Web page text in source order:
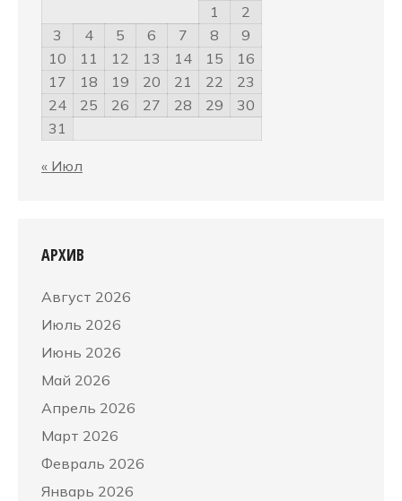
1
2
3
4 5 6 7 8
9
10
11 12 13 14 15
16
17
18 19 20 21 22
23
24
25 26 27 28 29
30
31
« Июл
АРХИВ
Август 2026
Июль 2026
Июнь 2026
Май 2026
Апрель 2026
Март 2026
Февраль 2026
Январь 2026